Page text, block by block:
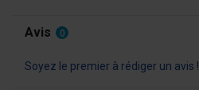
Avis 0
Soyez le premier à rédiger un avis !